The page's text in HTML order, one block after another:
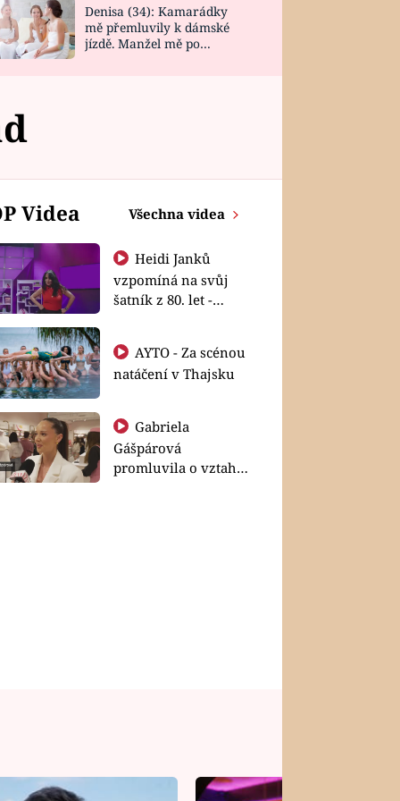
Denisa (34): Kamarádky
mě přemluvily k dámské
jízdě. Manžel mě po
Videa Všechna videa
Heidi Janků
vzpomíná na svůj
šatník z 80. let -
natáčení v Thajsku
Gabriela
Gášpárová
promluvila o vztahu